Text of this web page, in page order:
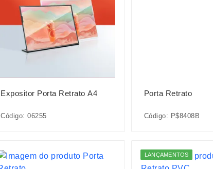
Expositor Porta Retrato A4
Código: 06255
Porta Retrato
Código: P$8408B
LANÇAMENTOS